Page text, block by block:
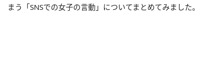
まう「SNSでの女子の言動」についてまとめてみました。